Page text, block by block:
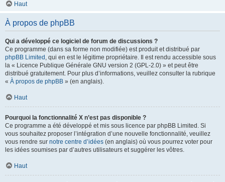
Haut
À propos de phpBB
Qui a développé ce logiciel de forum de discussions ?
Ce programme (dans sa forme non modifiée) est produit et distribué par
phpBB Limited , qui en est le légitime propriétaire. Il est rendu accessible sous
la « Licence Publique Générale GNU version 2 (GPL-2.0) » et peut être
distribué gratuitement. Pour plus d’informations, veuillez consulter la rubrique
« À propos de phpBB » (en anglais).
Haut
Pourquoi la fonctionnalité X n’est pas disponible ?
Ce programme a été développé et mis sous licence par phpBB Limited. Si
vous souhaitez proposer l’intégration d’une nouvelle fonctionnalité, veuillez
vous rendre sur notre centre d’idées (en anglais) où vous pourrez voter pour
les idées soumises par d’autres utilisateurs et suggérer les vôtres.
Haut